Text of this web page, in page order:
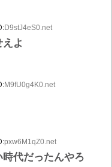
D9stJ4eS0.net
よ
M9fU0g4K0.net
pxw6M1qZ0.net
代だったんやろ